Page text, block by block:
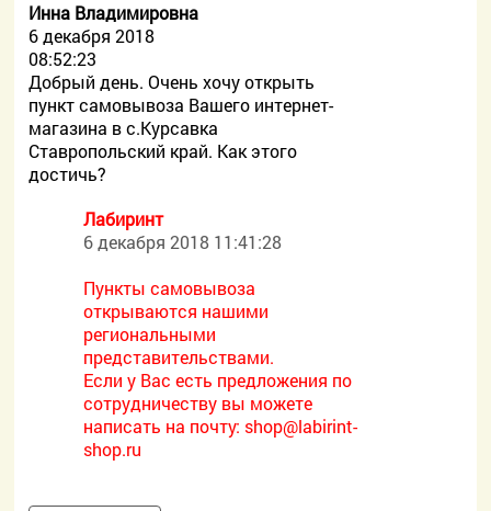
Инна Владимировна
6 декабря 2018
08:52:23
Добрый день. Очень хочу открыть
пункт самовывоза Вашего интернет-
магазина в с.Курсавка
Ставропольский край. Как этого
достичь?
Лабиринт
6 декабря 2018 11:41:28
Пункты самовывоза
открываются нашими
региональными
представительствами.
Если у Вас есть предложения по
сотрудничеству вы можете
написать на почту: shop@labirint-
shop.ru